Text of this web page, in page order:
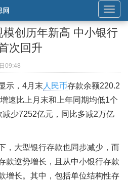
展
开
或
导
航
创历年新高 中小银行
次回升
09:48
示，4月末 人民币存款余额220.2
速比上月末和上年同期均低1个
少7252亿元，同比多减2万亿
，大型银行存款也同步减少，而
款逆势增长，且从中小银行存款
增长。其中，包括单位结构性存